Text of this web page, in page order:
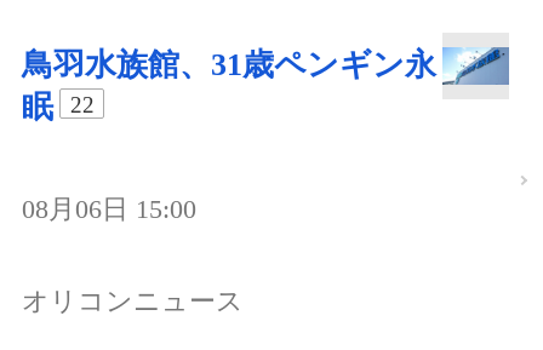
鳥羽水族館、31歳ペンギン永
眠
22
08月06日 15:00
オリコンニュース